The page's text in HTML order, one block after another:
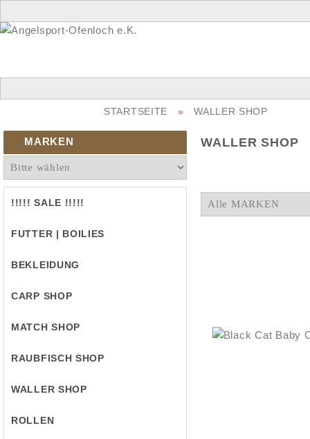
STARTSEITE » WALLER SHOP
MARKEN
!!!!! SALE !!!!!
FUTTER | BOILIES
BEKLEIDUNG
CARP SHOP
MATCH SHOP
RAUBFISCH SHOP
WALLER SHOP
ROLLEN
WALLER SHOP